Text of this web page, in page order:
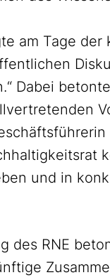
am Tage
Dabei
und in
des RNE